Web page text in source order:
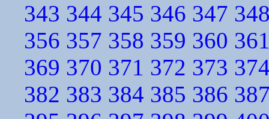
343 344 345 346 347
356 357 358 359 360
369 370 371 372 373
382 383 384 385 386